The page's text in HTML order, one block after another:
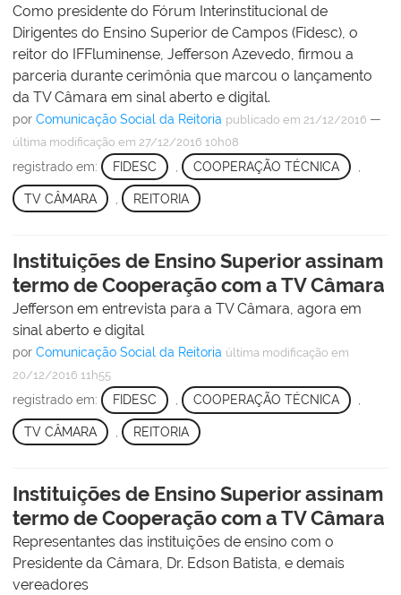
Como presidente do Fórum Interinstitucional de
Dirigentes do Ensino Superior de Campos (Fidesc), o
reitor do IFFluminense, Jefferson Azevedo, firmou a
parceria durante cerimônia que marcou o lançamento
da TV Câmara em sinal aberto e digital.
por Comunicação Social da Reitoria publicado em 21/12/2016 —
última modificação em 27/12/2016 10h08
registrado em: FIDESC COOPERAÇÃO TÉCNICA
TV CÂMARA REITORIA
Instituições de Ensino Superior assinam
termo de Cooperação com a TV Câmara
Jefferson em entrevista para a TV Câmara, agora em
sinal aberto e digital
por Comunicação Social da Reitoria última modificação em
20/12/2016 11h55
registrado em: FIDESC , COOPERAÇÃO TÉCNICA ,
TV CÂMARA REITORIA
Instituições de Ensino Superior assinam
termo de Cooperação com a TV Câmara
Representantes das instituições de ensino com o
Presidente da Câmara, Dr. Edson Batista, e demais
vereadores